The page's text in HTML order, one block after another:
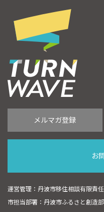
メルマガ登録
お
運営管理：丹波市移住相談有限責
市担当部署：丹波市ふるさと創造